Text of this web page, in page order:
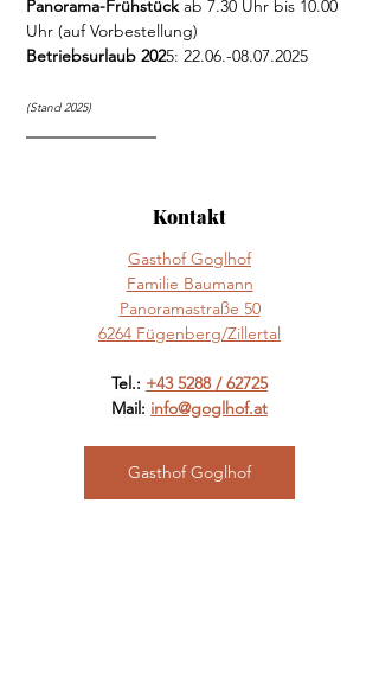
Panorama-Frühstück ab 7.30 Uhr bis 10.00
Uhr (auf Vorbestellung)
Betriebsurlaub 2025: 22.06.-08.07.2025
(Stand 2025)
Kontakt
Gasthof Goglhof
Familie Baumann
Panoramastraße 50
6264 Fügenberg/Zillertal
Tel.: +43 5288 / 62725
Mail: info@goglhof.at
Gasthof Goglhof